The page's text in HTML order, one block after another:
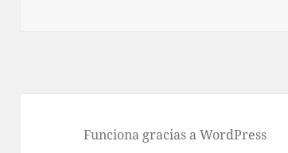
Funciona gracias a WordPress